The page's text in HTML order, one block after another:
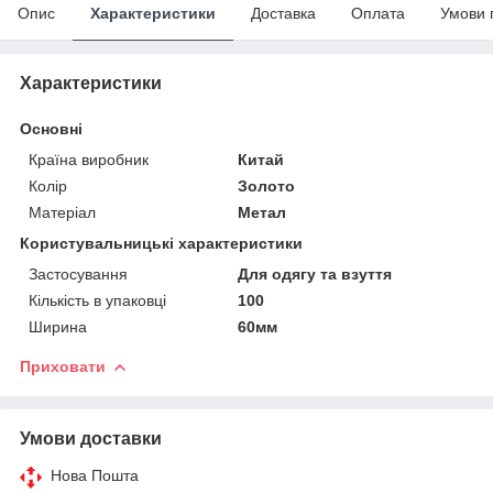
Опис Характеристики Доставка Оплата Умови
Характеристики
Основні
Країна виробник
Китай
Колір
Золото
Матеріал
Метал
Користувальницькі характеристики
Застосування
Для одягу та взуття
Кількість в упаковці
100
Ширина
60мм
Приховати
Умови доставки
Нова Пошта